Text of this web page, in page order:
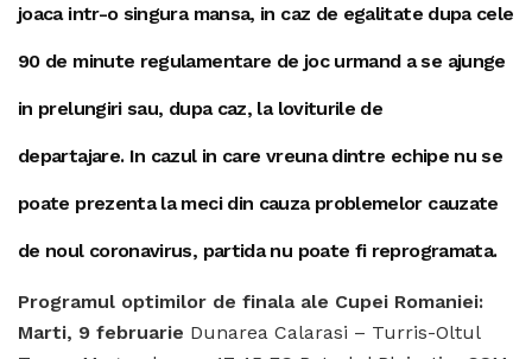
joaca intr-o singura mansa, in caz de egalitate dupa cele
90 de minute regulamentare de joc urmand a se ajunge
in prelungiri sau, dupa caz, la loviturile de
departajare. In cazul in care vreuna dintre echipe nu se
poate prezenta la meci din cauza problemelor cauzate
de noul coronavirus, partida nu poate fi reprogramata.
Programul optimilor de finala ale Cupei Romaniei:
Marti, 9 februarie Dunarea Calarasi – Turris-Oltul